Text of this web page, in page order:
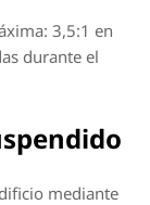
3,5:1 en
durante el
mediante